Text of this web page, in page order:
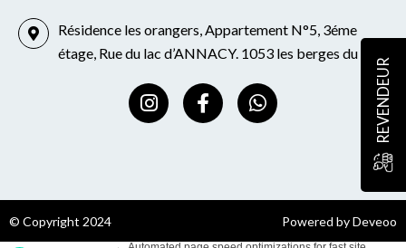
Résidence les orangers, Appartement N°5, 3éme
étage, Rue du lac d’ANNACY. 1053 les berges du lac
I
n
s
F
a
c
W
h
a
REVENDEUR
© Copyright 2024 Powered by Deveoo